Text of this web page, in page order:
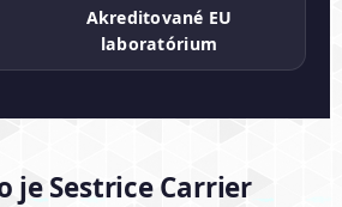
Akreditované EU
laboratórium
je Sestrice Carrier